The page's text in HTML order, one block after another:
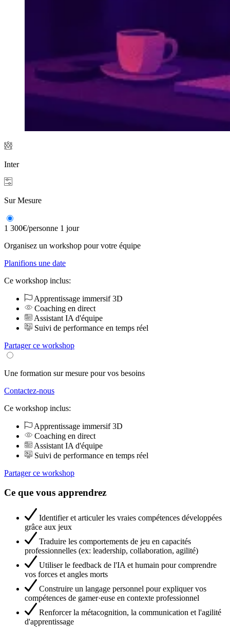
Inter
Sur Mesure
1 300€/personne 1 jour
Organisez un workshop pour votre équipe
Planifions une date
Ce workshop inclus:
Apprentissage immersif 3D
Coaching en direct
Assistant IA d'équipe
Suivi de performance en temps réel
Partager ce workshop
Une formation sur mesure pour vos besoins
Contactez-nous
Ce workshop inclus:
Apprentissage immersif 3D
Coaching en direct
Assistant IA d'équipe
Suivi de performance en temps réel
Partager ce workshop
Ce que vous apprendrez
Identifier et articuler les vraies compétences développées
grâce aux jeux
Traduire les comportements de jeu en capacités
professionnelles (ex: leadership, collaboration, agilité)
Utiliser le feedback de l'IA et humain pour comprendre
vos forces et angles morts
Construire un langage personnel pour expliquer vos
compétences de gamer·euse en contexte professionnel
Renforcer la métacognition, la communication et l'agilité
d'apprentissage